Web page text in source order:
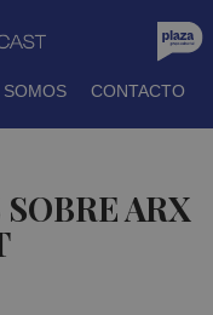
CONTACTO
ARX